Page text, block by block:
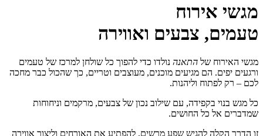
מגשי אירוח
טעמים, צבעים ואווירה
מגשי האירוח של התאנה נולדו כדי להפוך כל שולחן למרכז של טעמים
ורגעים יפים. הם מגיעים מוכנים, מעוצבים וטריים, כך שהכול כבר מחכה
לכם – רק לפתוח וליהנות.
כל מגש בנוי בקפידה, עם שילוב נכון של צבעים, מרקמים וניחוחות
שמדברים אל כל החושים.
זו הדרך הקלה להגיש שפע מרשים, להפתיע את האורחים וליצור אווירה